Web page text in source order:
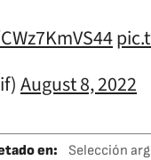
August 8, 2022
en: Selección